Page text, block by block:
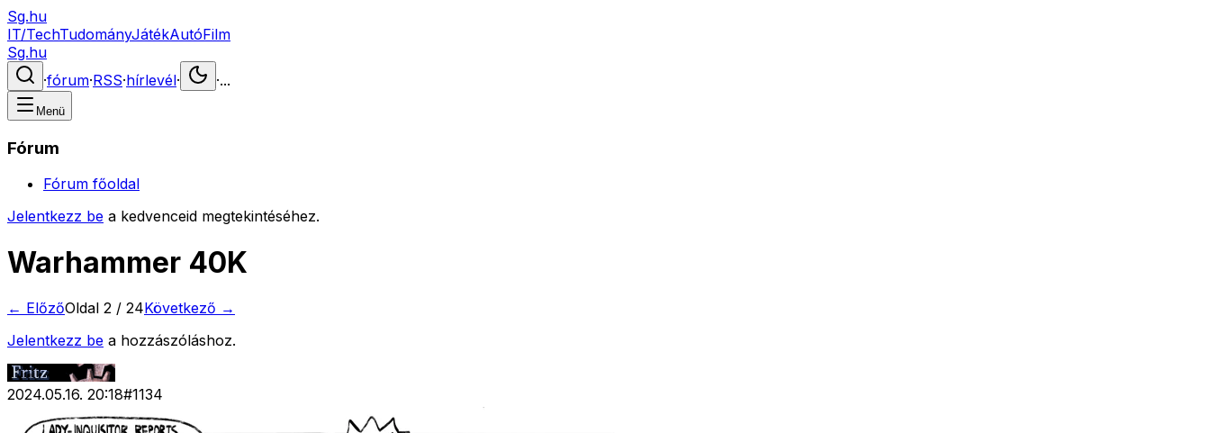
Sg.hu
IT/TechTudományJátékAutóFilm
Sg.hu
·fórum·RSS·hírlevél· ·...
Menü
Fórum
Fórum főoldal
Jelentkezz be a kedvenceid megtekintéséhez.
Warhammer 40K
← ElőzőOldal 2 / 24Következő →
Jelentkezz be a hozzászóláshoz.
2024.05.16. 20:18#1134